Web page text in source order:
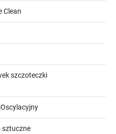
Clean
szczoteczki
sztuczne